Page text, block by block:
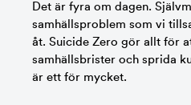
Det är fyra om dagen.
samhällsproblem som vi
åt. Suicide Zero gör allt för
samhällsbrister och sprida
är ett för mycket.